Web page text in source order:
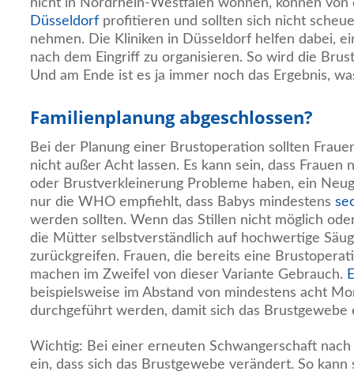
nicht in Nordrhein-Westfalen wohnen, können
Düsseldorf profitieren und sollten sich nicht
nehmen. Die Kliniken in Düsseldorf helfen dabei,
nach dem Eingriff zu organisieren. So wird die
Und am Ende ist es ja immer noch das Ergebnis,
Familienplanung abgeschlossen?
Bei der Planung einer Brustoperation sollten
nicht außer Acht lassen. Es kann sein, dass Frauen
oder Brustverkleinerung Probleme haben, ein
nur die WHO empfiehlt, dass Babys mindestens
werden sollten. Wenn das Stillen nicht möglich
die Mütter selbstverständlich auf hochwertige
zurückgreifen. Frauen, die bereits eine
machen im Zweifel von dieser Variante Gebrauch.
beispielsweise im Abstand von mindestens acht
durchgeführt werden, damit sich das Brustgewebe
Wichtig: Bei einer erneuten Schwangerschaft
ein, dass sich das Brustgewebe verändert. So